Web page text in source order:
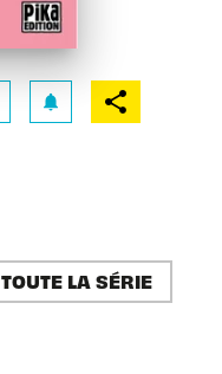
notifications
TOUTE LA SÉRIE